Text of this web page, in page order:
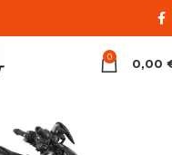
0 0,00